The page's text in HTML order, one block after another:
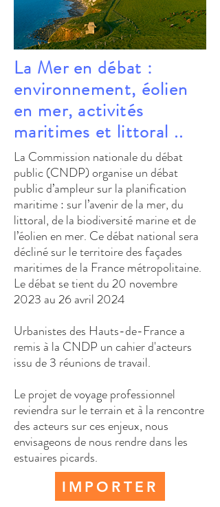
La Mer en débat :
environnement, éolien
en mer, activités
maritimes et littoral ..
La Commission nationale du débat
public (CNDP) organise un débat
public d’ampleur sur la planification
maritime : sur l’avenir de la mer, du
littoral, de la biodiversité marine et de
l’éolien en mer. Ce débat national sera
décliné sur le territoire des façades
maritimes de la France métropolitaine.
Le débat se tient du 20 novembre
2023 au 26 avril 2024
Urbanistes des Hauts-de-France a
remis à la CNDP un cahier d'acteurs
issu de 3 réunions de travail.
Le projet de voyage professionnel
reviendra sur le terrain et à la rencontre
des acteurs sur ces enjeux, nous
envisageons de nous rendre dans les
estuaires picards.
IMPORTER